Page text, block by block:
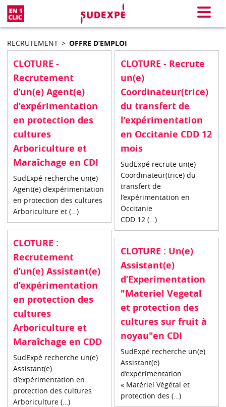
Menu
RECRUTEMENT > OFFRE D’EMPLOI
CLOTURE -
Recrutement
d’un(e) Agent(e)
d’expérimentation
en protection des
cultures
Arboriculture et
Maraîchage en CDI
SudExpé recherche un(e)
Agent(e) d’expérimentation
en protection des cultures
Arboriculture et (…)
CLOTURE - Recrute
un(e)
Coordinateur(trice)
du transfert de
l’expérimentation
en Occitanie CDD 12
mois
SudExpé recrute un(e)
Coordinateur(trice) du
transfert de
l’expérimentation en
Occitanie
CDD 12 (…)
CLOTURE :
Recrutement
d’un(e) Assistant(e)
d’expérimentation
en protection des
cultures
Arboriculture et
Maraîchage en CDD
SudExpé recherche un(e)
Assistant(e)
d’expérimentation en
protection des cultures
Arboriculture (…)
CLOTURE : Un(e)
Assistant(e)
d’Experimentation
"Materiel Vegetal
et protection des
cultures sur fruit à
noyau"en CDI
SudExpé recherche un(e)
Assistant(e)
d’expérimentation
« Matériel Végétal et
protection des (…)